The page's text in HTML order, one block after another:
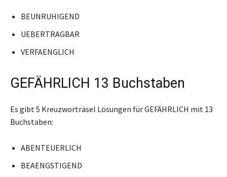
BEUNRUHIGEND
UEBERTRAGBAR
VERFAENGLICH
GEFÄHRLICH 13 Buchstaben
Es gibt 5 Kreuzworträsel Lösungen für GEFÄHRLICH mit 13
Buchstaben:
ABENTEUERLICH
BEAENGSTIGEND